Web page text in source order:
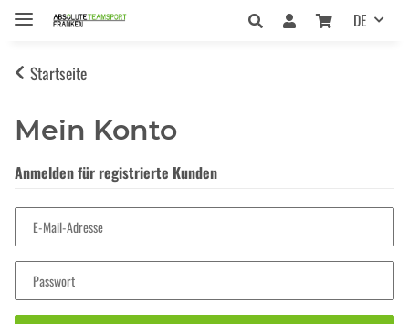
DE
Startseite
Mein Konto
Anmelden für registrierte Kunden
E-Mail-Adresse
Passwort